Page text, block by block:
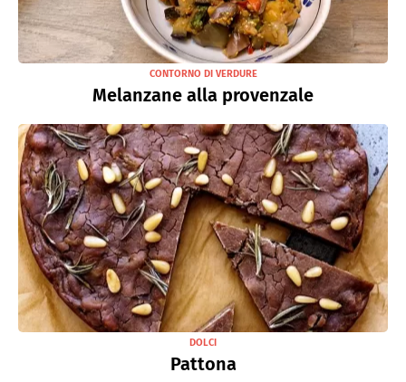
CONTORNO DI VERDURE
Melanzane alla provenzale
DOLCI
Pattona